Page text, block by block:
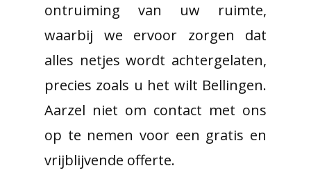
ontruiming van uw ruimte,
waarbij we ervoor zorgen dat
alles netjes wordt achtergelaten,
precies zoals u het wilt Bellingen.
Aarzel niet om contact met ons
op te nemen voor een gratis en
vrijblijvende offerte.